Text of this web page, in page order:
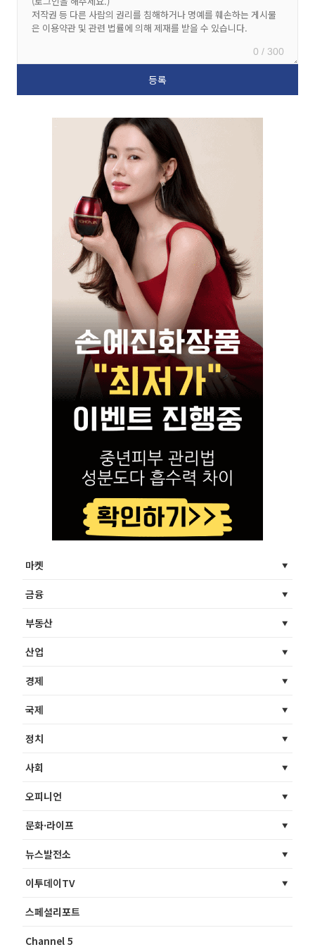
0 / 300
마켓
금융
부동산
산업
경제
국제
정치
사회
오피니언
문화·라이프
뉴스발전소
이투데이TV
스페셜리포트
Channel 5